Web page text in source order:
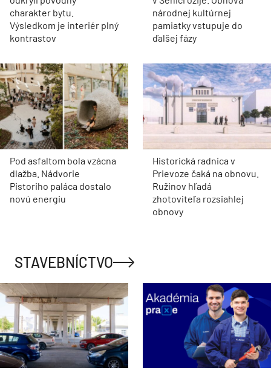
charakter bytu.
Výsledkom je interiér plný
kontrastov
národnej kultúrnej
pamiatky vstupuje do
ďalšej fázy
Pod asfaltom bola vzácna
dlažba. Nádvorie
Pistoriho paláca dostalo
novú energiu
Historická radnica v
Prievoze čaká na obnovu.
Ružinov hľadá
zhotoviteľa rozsiahlej
obnovy
STAVEBNÍCTVO